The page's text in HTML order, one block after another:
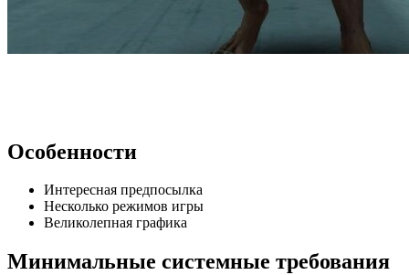
Особенности
Интересная предпосылка
Несколько режимов игры
Великолепная графика
Минимальные системные требования